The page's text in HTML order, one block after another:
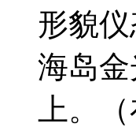
形貌
海岛
上。